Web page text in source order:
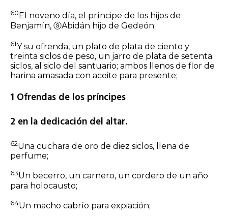
60 El noveno día, el príncipe de los hijos de
Benjamín, ⓢAbidán hijo de Gedeón:
61Y su ofrenda, un plato de plata de ciento y
treinta siclos de peso, un jarro de plata de setenta
siclos, al siclo del santuario; ambos llenos de flor de
harina amasada con aceite para presente;
1 Ofrendas de los príncipes
2 en la dedicación del altar.
62Una cuchara de oro de diez siclos, llena de
perfume;
63Un becerro, un carnero, un cordero de un año
para holocausto;
64Un macho cabrío para expiación;